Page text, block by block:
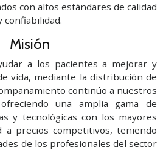
con altos estándares de calidad
confiabilidad.
Misión
a los pacientes a mejorar y
vida, mediante la distribución de
continúo a nuestros
una amplia gama de
y tecnológicas con los mayores
a precios competitivos, teniendo
de los profesionales del sector